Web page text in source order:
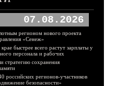
07.08.2026
регионом нового проекта
«Сенеж»
быстрее всего растут зарплаты у
персонала и рабочих
стратегию сохранения
российских регионов-участников
безопасности»